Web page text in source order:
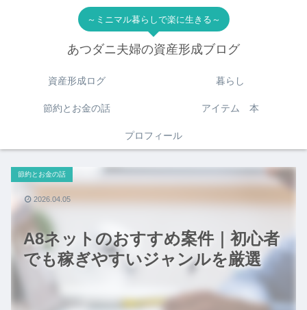
～ミニマル暮らしで楽に生きる～
あつダニ夫婦の資産形成ブログ
資産形成ログ 暮らし
節約とお金の話 アイテム 本
プロフィール
A8ネットのおすすめ案件｜初心者
でも稼ぎやすいジャンルを厳選
節約とお金の話
2026.04.05